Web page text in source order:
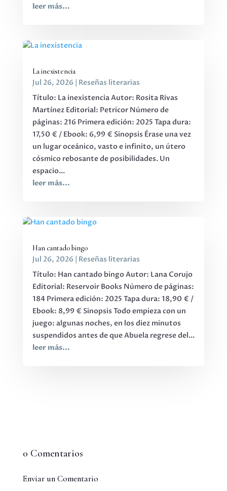
leer más...
La inexistencia
Jul 26, 2026
Reseñas literarias
Título: La inexistencia Autor: Rosita Rivas
Martínez Editorial: Petricor Número de
páginas: 216 Primera edición: 2025 Tapa dura:
17,50 € / Ebook: 6,99 € Sinopsis Érase una vez
un lugar oceánico, vasto e infinito, un útero
cósmico rebosante de posibilidades. Un
espacio...
leer más...
Han cantado bingo
Jul 26, 2026
Reseñas literarias
Título: Han cantado bingo Autor: Lana Corujo
Editorial: Reservoir Books Número de páginas:
184 Primera edición: 2025 Tapa dura: 18,90 € /
Ebook: 8,99 € Sinopsis Todo empieza con un
juego: algunas noches, en los diez minutos
suspendidos antes de que Abuela regrese del...
leer más...
0 Comentarios
Enviar un Comentario